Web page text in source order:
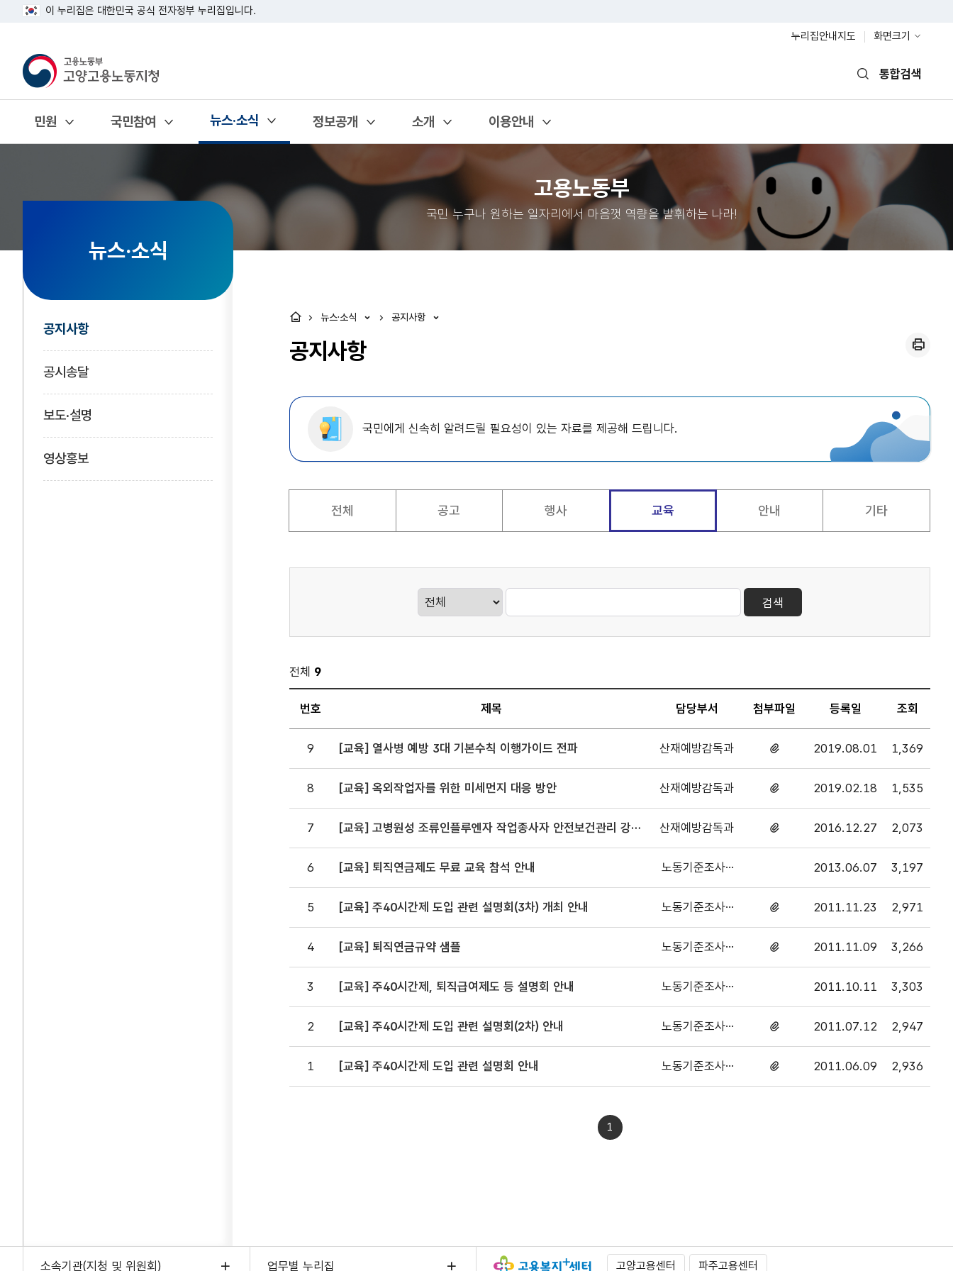
이 누리집은 대한민국 공식 전자정부 누리집입니다.
누리집안내지도
화면크기
통합검색
민원
열기
국민참여
열기
뉴스·소식
열기 정보공개
열기
소개
열기
이용안내
열기
고용노동부
국민 누구나 원하는 일자리에서 마음껏 역량을 발휘하는 나라!
뉴스·소식
공지사항
공시송달
보도·설명
영상홍보
공지사항
뉴스·소식 공지사항
국민에게 신속히 알려드릴 필요성이 있는 자료를 제공해 드립니다.
전체 공고 행사 교육 안내 기타
검색
전체 9
게시판
입니다.
번호,
제목,
담당부서,
등록일,
있습니다.
번호 제목 담당부서 첨부파일 등록일 조회
9 [교육] 열사병 예방 3대 기본수칙 이행가이드 전파 산재예방감독과
첨부파일
있음
2019.08.01 1,369
8 [교육] 옥외작업자를 위한 미세먼지 대응 방안 산재예방감독과
첨부파일
있음
2019.02.18 1,535
7
[교육] 고병원성 조류인플루엔자 작업종사자 안전보건관리 강화
방안
산재예방감독과
첨부파일
있음
2016.12.27 2,073
6 [교육] 퇴직연금제도 무료 교육 참석 안내
노동기준조사1
과
2013.06.07 3,197
5 [교육] 주40시간제 도입 관련 설명회(3차) 개최 안내
노동기준조사2
과
첨부파일
있음
2011.11.23 2,971
4 [교육] 퇴직연금규약 샘플
노동기준조사2
과
첨부파일
있음
2011.11.09 3,266
3 [교육] 주40시간제, 퇴직급여제도 등 설명회 안내
노동기준조사2
과
2011.10.11 3,303
2 [교육] 주40시간제 도입 관련 설명회(2차) 안내
노동기준조사2
과
첨부파일
있음
2011.07.12 2,947
1 [교육] 주40시간제 도입 관련 설명회 안내
노동기준조사2
과
첨부파일
있음
2011.06.09 2,936
1
소속기관(지청 및 위원회) 업무별 누리집 고양고용센터 파주고용센터